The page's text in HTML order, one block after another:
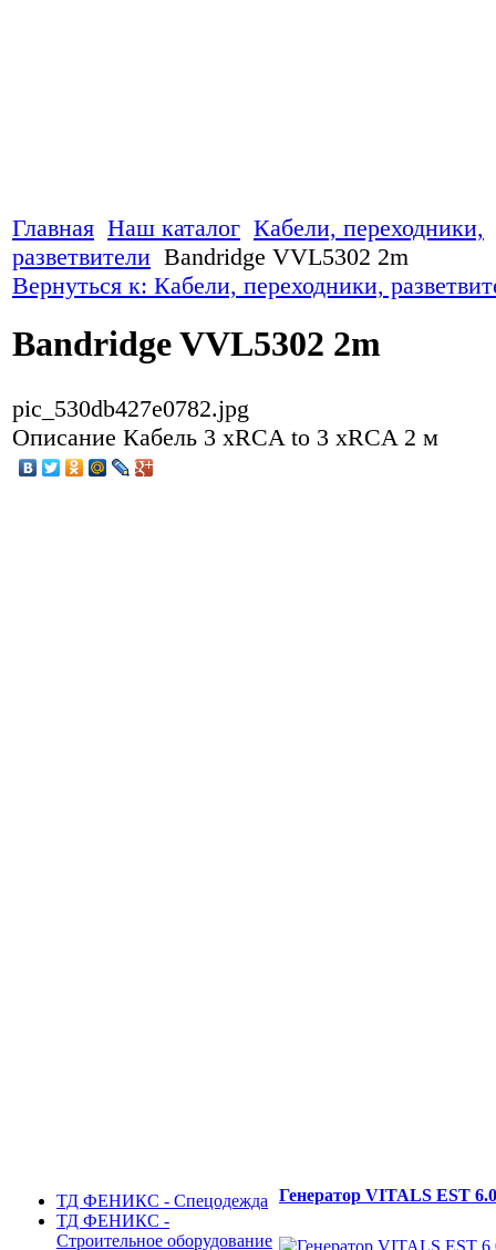
Главная Наш каталог Кабели, переходники,
разветвители Bandridge VVL5302 2m
Вернуться к: Кабели, переходники,
Bandridge VVL5302 2m
pic_530db427e0782.jpg
Описание Кабель 3 xRCA to 3 xRCA 2 м
ТД ФЕНИКС - Спецодежда
ТД ФЕНИКС -
Строительное оборудование
Генератор VITALS EST